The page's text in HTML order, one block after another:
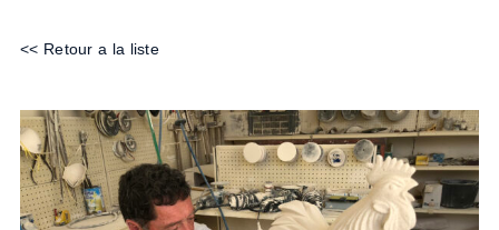
<< Retour a la liste